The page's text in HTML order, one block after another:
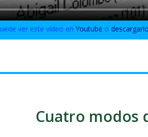
ver este vídeo enYoutube o
Cuatro modos